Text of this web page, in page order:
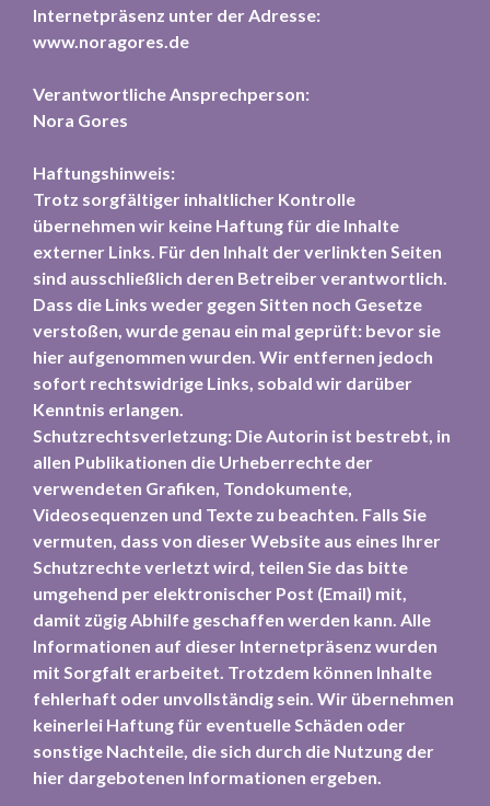
Internetpräsenz unter der Adresse:
www.noragores.de
Verantwortliche Ansprechperson:
Nora Gores
Haftungshinweis:
Trotz sorgfältiger inhaltlicher Kontrolle
übernehmen wir keine Haftung für die Inhalte
externer Links. Für den Inhalt der verlinkten Seiten
sind ausschließlich deren Betreiber verantwortlich.
Dass die Links weder gegen Sitten noch Gesetze
verstoßen, wurde genau ein mal geprüft: bevor sie
hier aufgenommen wurden. Wir entfernen jedoch
sofort rechtswidrige Links, sobald wir darüber
Kenntnis erlangen.
Schutzrechtsverletzung: Die Autorin ist bestrebt, in
allen Publikationen die Urheberrechte der
verwendeten Grafiken, Tondokumente,
Videosequenzen und Texte zu beachten. Falls Sie
vermuten, dass von dieser Website aus eines Ihrer
Schutzrechte verletzt wird, teilen Sie das bitte
umgehend per elektronischer Post (Email) mit,
damit zügig Abhilfe geschaffen werden kann. Alle
Informationen auf dieser Internetpräsenz wurden
mit Sorgfalt erarbeitet. Trotzdem können Inhalte
fehlerhaft oder unvollständig sein. Wir übernehmen
keinerlei Haftung für eventuelle Schäden oder
sonstige Nachteile, die sich durch die Nutzung der
hier dargebotenen Informationen ergeben.